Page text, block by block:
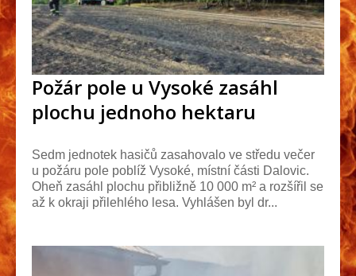
Požár pole u Vysoké zasáhl
plochu jednoho hektaru
Sedm jednotek hasičů zasahovalo ve středu večer
u požáru pole poblíž Vysoké, místní části Dalovic.
Oheň zasáhl plochu přibližně 10 000 m² a rozšířil se
až k okraji přilehlého lesa. Vyhlášen byl dr...